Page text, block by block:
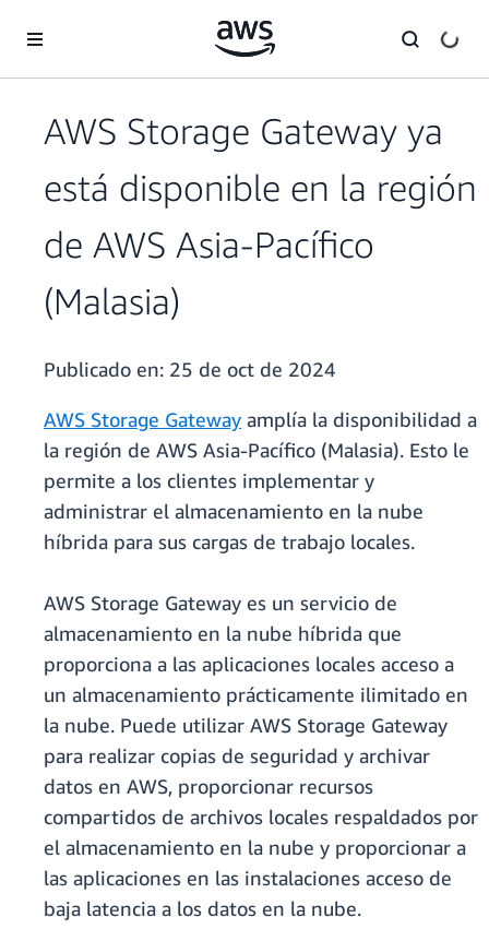
AWS Storage Gateway ya
está disponible en la región
de AWS Asia-Pacífico
(Malasia)
Publicado en: 25 de oct de 2024
AWS Storage Gateway amplía la disponibilidad a
la región de AWS Asia-Pacífico (Malasia). Esto le
permite a los clientes implementar y
administrar el almacenamiento en la nube
híbrida para sus cargas de trabajo locales.
AWS Storage Gateway es un servicio de
almacenamiento en la nube híbrida que
proporciona a las aplicaciones locales acceso a
un almacenamiento prácticamente ilimitado en
la nube. Puede utilizar AWS Storage Gateway
para realizar copias de seguridad y archivar
datos en AWS, proporcionar recursos
compartidos de archivos locales respaldados por
el almacenamiento en la nube y proporcionar a
las aplicaciones en las instalaciones acceso de
baja latencia a los datos en la nube.